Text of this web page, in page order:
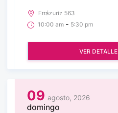
Errázuriz 563
10:00 am - 5:30 pm
VER DETALLE
09 agosto, 2026
domingo